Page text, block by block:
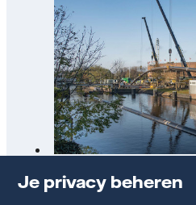
Je privacy beheren